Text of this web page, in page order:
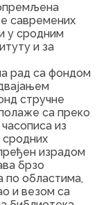
савремених
у сродним
и за
рад са фондом
стручне
са преко
из
сродних
израдом
брзо
по областима,
и везом са